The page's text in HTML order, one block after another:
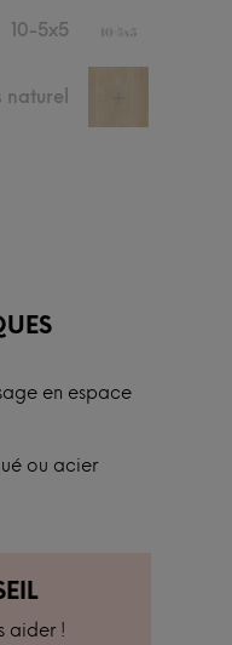
10-5x5 +
naturel
en espace
ou acier
aider !